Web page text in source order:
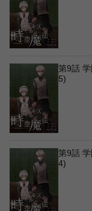
第9話
5)
第9話
4)